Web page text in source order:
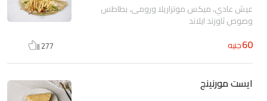
عيش عادي، ميكس موتزاريلا ورومى، بطاطس
وصوص ثاوزند ايلاند
60جنيه 277
ايست مورنينج